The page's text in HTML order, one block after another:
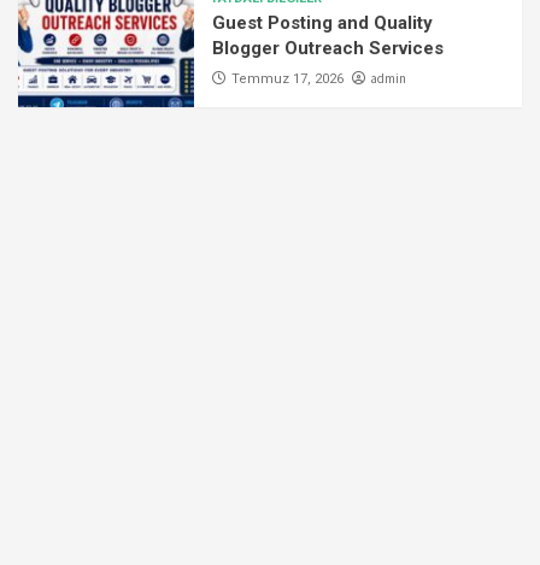
Guest Posting and Quality
Blogger Outreach Services
Temmuz 17, 2026 admin